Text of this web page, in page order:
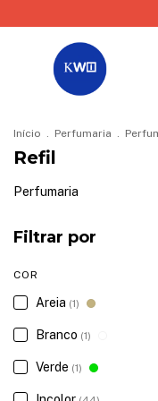
Início . Perfumaria .
Refil
Perfumaria
Filtrar por
COR
Areia (1)
Branco (1)
Verde (1)